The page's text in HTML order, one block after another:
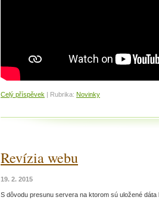
Celý příspěvek | Rubrika: Novinky
Revízia webu
19. 2. 2015
S dôvodu presunu servera na ktorom sú uložené